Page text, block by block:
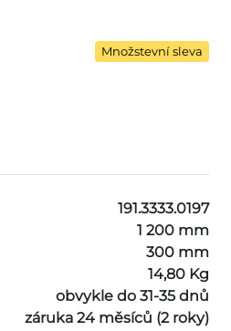
Množstevní sleva
191.3333.0197
1 200 mm
300 mm
14,80 Kg
obvykle do 31-35 dnů
záruka 24 měsíců (2 roky)